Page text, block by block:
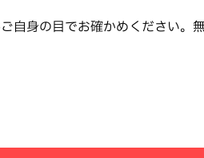
身の目でお確かめください。